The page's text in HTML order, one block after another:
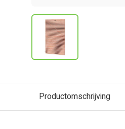
Productomschrijving